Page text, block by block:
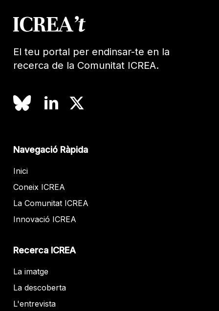
El teu portal per endinsar-te en la
recerca de la Comunitat ICREA.
Navegació Ràpida
Inici
Coneix ICREA
La Comunitat ICREA
Innovació ICREA
Recerca ICREA
La imatge
La descoberta
L'entrevista